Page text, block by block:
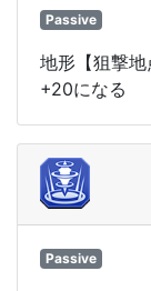
Passive
地形【狙撃
+20になる
Passive